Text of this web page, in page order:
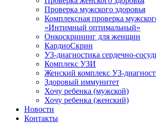
Проверка мужского здоровья
Комплексная проверка
«Интимный оптимальный»
Онкоcкрининг для женщин
КардиоСкрин
УЗ-диагностика сердечно-
Комплекс УЗИ
Женский комплекс УЗ-
Здоровый иммунитет
Хочу ребенка (мужской)
Хочу ребенка (женский)
Новости
Контакты